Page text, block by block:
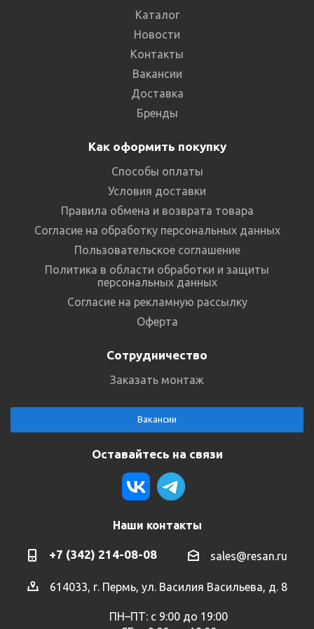
Каталог
Новости
Контакты
Вакансии
Доставка
Бренды
Как оформить покупку
Способы оплаты
Условия доставки
Правила обмена и возврата товара
Согласие на обработку персональных данных
Пользовательское соглашение
Политика в области обработки и защиты
персональных данных
Согласие на рекламную рассылку
Оферта
Сотрудничество
Заказать монтаж
Вакансии
Оставайтесь на связи
Наши контакты
+7 (342) 214-08-08 sales@resan.ru
614033, г. Пермь, ул. Василия Васильева, д. 8
ПН–ПТ: с 9:00 до 19:00